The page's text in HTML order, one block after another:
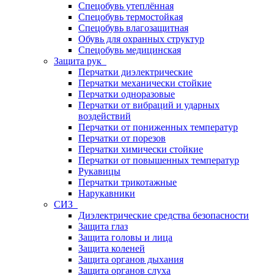
Спецобувь утеплённая
Спецобувь термостойкая
Спецобувь влагозащитная
Обувь для охранных структур
Спецобувь медицинская
Защита рук
Перчатки диэлектрические
Перчатки механически стойкие
Перчатки одноразовые
Перчатки от вибраций и ударных
воздействий
Перчатки от пониженных температур
Перчатки от порезов
Перчатки химически стойкие
Перчатки от повышенных температур
Рукавицы
Перчатки трикотажные
Нарукавники
СИЗ
Диэлектрические средства безопасности
Защита глаз
Защита головы и лица
Защита коленей
Защита органов дыхания
Защита органов слуха